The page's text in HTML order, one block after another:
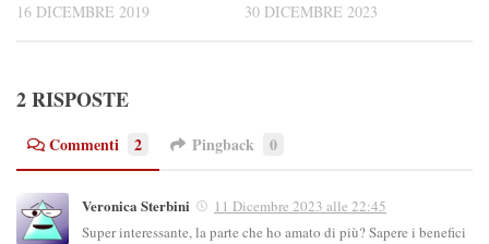
16 DICEMBRE 2019 30 DICEMBRE 2023
2 RISPOSTE
Commenti 2 Pingback 0
Veronica Sterbini
11 Dicembre 2023 alle 22:45
Super interessante, la parte che ho amato di più? Sapere i benefici